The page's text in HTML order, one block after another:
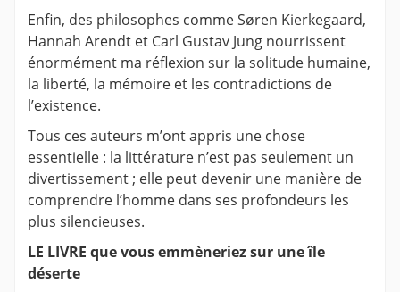
Enfin, des philosophes comme Søren Kierkegaard,
Hannah Arendt et Carl Gustav Jung nourrissent
énormément ma réflexion sur la solitude humaine,
la liberté, la mémoire et les contradictions de
l’existence.
Tous ces auteurs m’ont appris une chose
essentielle : la littérature n’est pas seulement un
divertissement ; elle peut devenir une manière de
comprendre l’homme dans ses profondeurs les
plus silencieuses.
LE LIVRE que vous emmèneriez sur une île
déserte